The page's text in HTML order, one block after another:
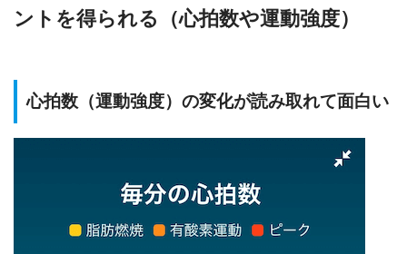
ントを得られる（心拍数や運動強度）
心拍数（運動強度）の変化が読み取れて面白い